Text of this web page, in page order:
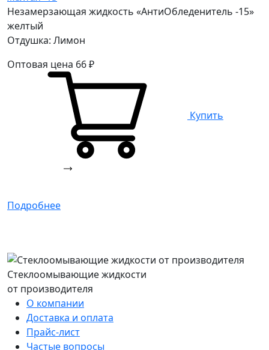
Незамерзающая жидкость «АнтиОбледенитель -15»
желтый
Отдушка: Лимон
Оптовая цена 66₽
Купить
Подробнее
Стеклоомывающие жидкости
от производителя
О компании
Доставка и оплата
Прайс-лист
Частые вопросы